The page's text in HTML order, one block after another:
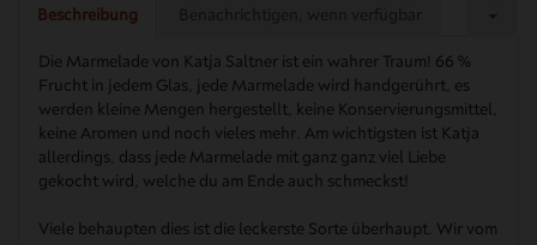
Beschreibung
Die Marmelade von Katja Saltner ist ein wahrer Traum! 66 %
Frucht in jedem Glas, jede Marmelade wird handgerührt, es
werden kleine Mengen hergestellt, keine Konservierungsmittel,
keine Aromen und noch vieles mehr. Am wichtigsten ist Katja
allerdings, dass jede Marmelade mit ganz ganz viel Liebe
gekocht wird, welche du am Ende auch schmeckst!
Viele behaupten dies ist die leckerste Sorte überhaupt. Wir vom